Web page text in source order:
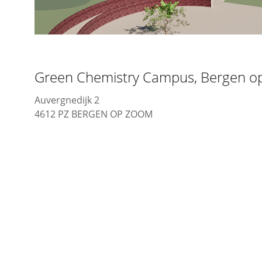
Green Chemistry Campus, Bergen
Auvergnedijk 2
4612 PZ BERGEN OP ZOOM